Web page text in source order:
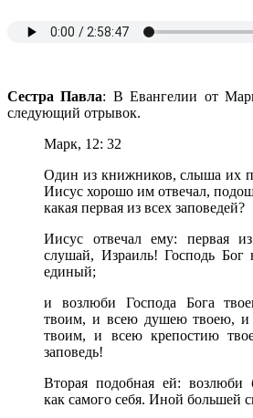
Сестра Павла: В Евангелии от
следующий отрывок.
Марк, 12: 32
Один из книжников, слыша их
Иисус хорошо им отвечал,
какая первая из всех заповедей?
Иисус отвечал ему: первая
слушай, Израиль! Господь Бог
единый;
и возлюби Господа Бога
твоим, и всею душею твоею, и
твоим, и всею крепостию
заповедь!
Вторая подобная ей: возлюби
как самого себя. Иной большей